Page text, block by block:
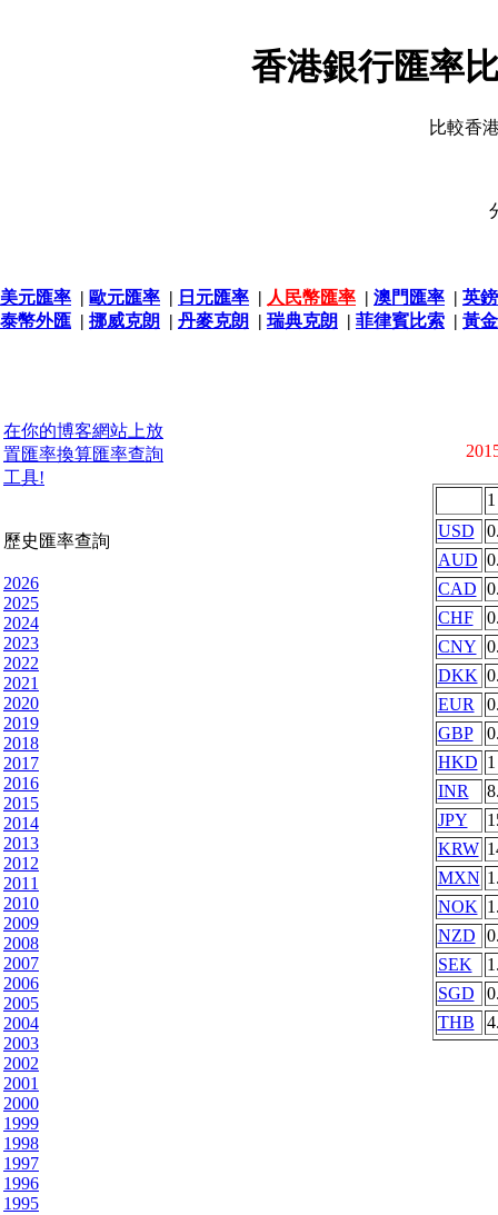
香港銀行匯率
比較香
美元匯率 | 歐元匯率 | 日元匯率 | 人民幣匯率 | 澳門匯率 | 英
泰幣外匯 | 挪威克朗 | 丹麥克朗 | 瑞典克朗 | 菲律賓比索 | 黃
在你的博客網站上放
置匯率換算匯率查詢
工具!
歷史匯率查詢
2026
2025
2024
2023
2022
2021
2020
2019
2018
2017
2016
2015
2014
2013
2012
2011
2010
2009
2008
2007
2006
2005
2004
2003
2002
2001
2000
1999
1998
1997
1996
1995
USD
AUD
CAD
CHF
CNY
DKK
EUR
GBP
HKD 1
INR
JPY
KRW
MXN
NOK
NZD
SEK
SGD
THB